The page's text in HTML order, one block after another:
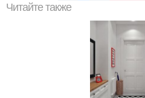
Читайте также